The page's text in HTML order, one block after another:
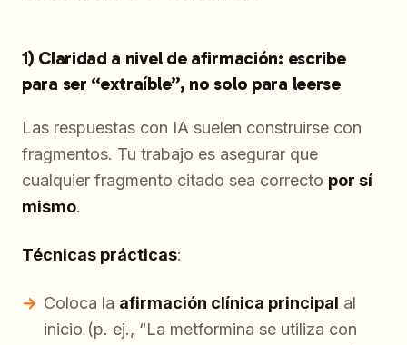
1) Claridad a nivel de afirmación: escribe
para ser “extraíble”, no solo para leerse
Las respuestas con IA suelen construirse con
fragmentos. Tu trabajo es asegurar que
cualquier fragmento citado sea correcto por sí
mismo.
Técnicas prácticas:
Coloca la afirmación clínica principal al
inicio (p. ej., “La metformina se utiliza con